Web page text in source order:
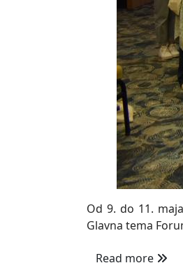
Od 9. do 11.
Glavna tema
Read more